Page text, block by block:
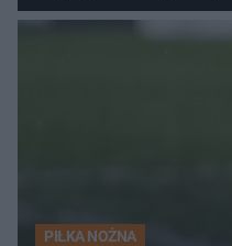
PIŁKA NOŻNA